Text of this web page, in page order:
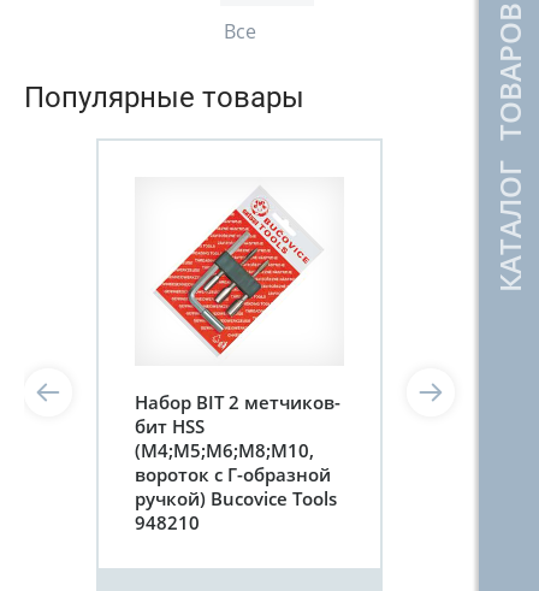
КАТАЛОГ ТОВАРОВ
Все
Популярные товары
Набор BIT 2 метчиков-
бит HSS
(М4;М5;М6;М8;М10,
вороток с Г-образной
ручкой) Bucovice Tools
948210